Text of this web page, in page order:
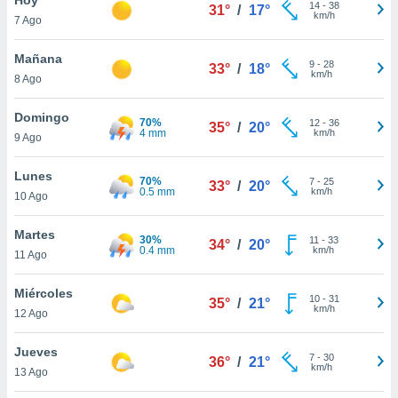
y
en
más
de
7 Ago
31° / 17° 14- 38
km/h
Mañana
8 Ago
33° / 18° 9- 28
km/h
Domingo
9 Ago
70%
4 mm
35° / 20° 12- 36
km/h
Lunes
10 Ago
70%
0.5 mm
33° / 20° 7- 25
km/h
Martes
11 Ago
30%
0.4 mm
34° / 20° 11 - 33
km/h
Miércoles
12 Ago
35° / 21° 10- 31
km/h
Jueves
13 Ago
36° / 21° 7- 30
km/h